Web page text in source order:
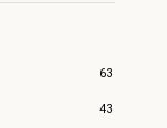
63
43